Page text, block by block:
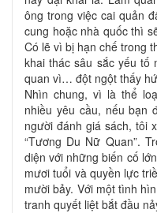
ông trong việc cai quản
cung hoặc nhà quốc thì
Có lẽ vì bị hạn chế trong
khai thác sâu sắc yếu tố
quan vì… đột ngột thấy
Nhìn chung, vì là thể
nhiều yêu cầu, nếu bạn
người đánh giá sách, tôi
“Tương Du Nữ Quan”.
diện với những biến cố
mươi tuổi và quyền lực
mười bảy. Với một tình
tranh quyết liệt bắt đầu